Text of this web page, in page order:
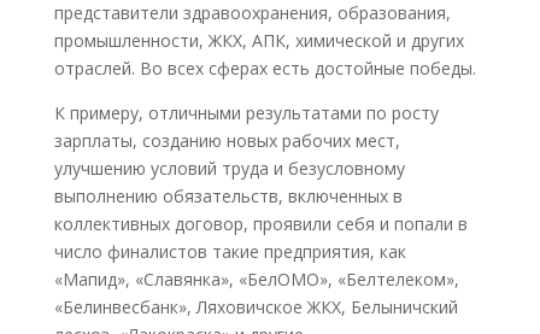
представители здравоохранения, образования,
промышленности, ЖКХ, АПК, химической и других
отраслей. Во всех сферах есть достойные победы.
К примеру, отличными результатами по росту
зарплаты, созданию новых рабочих мест,
улучшению условий труда и безусловному
выполнению обязательств, включенных в
коллективных договор, проявили себя и попали в
число финалистов такие предприятия, как
«Мапид», «Славянка», «БелОМО», «Белтелеком»,
«Белинвесбанк», Ляховичское ЖКХ, Белыничский